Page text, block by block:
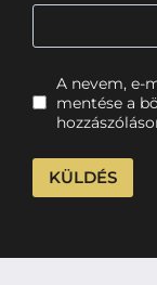
A nevem, e-
mentése a